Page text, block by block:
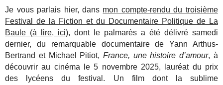
Je vous parlais hier, dans mon compte-rendu du troisième
Festival de la Fiction et du Documentaire Politique de La
Baule (à lire, ici), dont le palmarès a été délivré samedi
dernier, du remarquable documentaire de Yann Arthus-
Bertrand et Michael Pitiot, France, une histoire d’amour, à
découvrir au cinéma le 5 novembre 2025, lauréat du prix
des lycéens du festival. Un film dont la sublime